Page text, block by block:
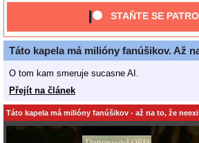
STAŇTE SE
Táto kapela má milióny fanúšikov. Až
O tom kam smeruje sucasne AI.
Přejít na článek
Táto kapela má milióny fanúšikov - až na to, že